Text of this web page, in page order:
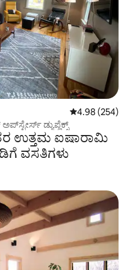
5 ರಲ್ಲಿ 4.98
4.98 (254)
ಡ್ಯುಪ್ಲೆಕ್ಸ್
ಉತ್ತಮ ಐಷಾರಾಮಿ
ವಸತಿಗಳು